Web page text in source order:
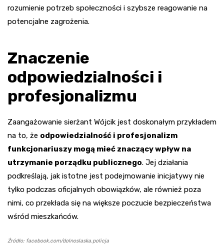
rozumienie potrzeb społeczności i szybsze reagowanie na
potencjalne zagrożenia.
Znaczenie
odpowiedzialności i
profesjonalizmu
Zaangażowanie sierżant Wójcik jest doskonałym przykładem
na to, że odpowiedzialność i profesjonalizm
funkcjonariuszy mogą mieć znaczący wpływ na
utrzymanie porządku publicznego. Jej działania
podkreślają, jak istotne jest podejmowanie inicjatywy nie
tylko podczas oficjalnych obowiązków, ale również poza
nimi, co przekłada się na większe poczucie bezpieczeństwa
wśród mieszkańców.
Źródło: facebook.com/dolnoslaska.policja